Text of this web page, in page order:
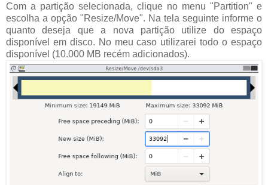
Com a partição selecionada, clique no menu "Partition" e
escolha a opção "Resize/Move". Na tela seguinte informe o
quanto deseja que a nova partição utilize do espaço
disponível em disco. No meu caso utilizarei todo o espaço
disponível (10.000 MB recém adicionados).